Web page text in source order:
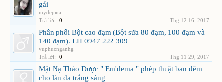
gái
mydepmai
Trả lời:
0 Thg 12 16, 2017
Phân phối Bột cao đạm (Bột sữa 80 đạm, 100 đạm và
140 đạm). LH 0947 222 309
vuphuonganhg
Trả lời:
0 Thg 11 29, 2017
Mặt Nạ Thảo Dược " Em'dema " phép thuật ban đêm
cho làn da trắng sáng